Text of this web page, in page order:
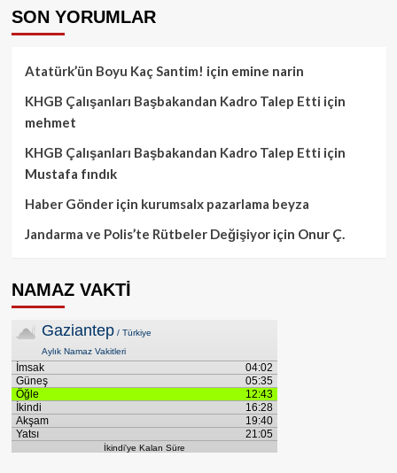
SON YORUMLAR
Atatürk’ün Boyu Kaç Santim! için emine narin
KHGB Çalışanları Başbakandan Kadro Talep Etti için
mehmet
KHGB Çalışanları Başbakandan Kadro Talep Etti için
Mustafa fındık
Haber Gönderiçin kurumsalx pazarlama beyza
Jandarma ve Polis’te Rütbeler Değişiyoriçin Onur Ç.
NAMAZ VAKTİ